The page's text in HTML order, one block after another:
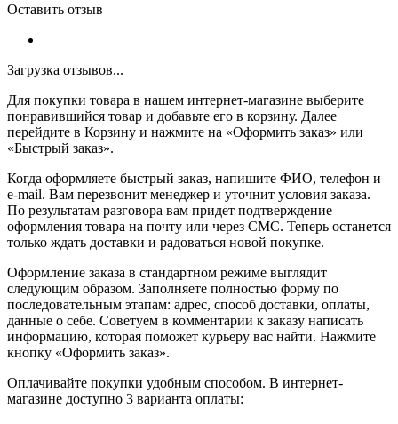
Оставить отзыв
Загрузка отзывов...
Для покупки товара в нашем интернет-магазине выберите
понравившийся товар и добавьте его в корзину. Далее
перейдите в Корзину и нажмите на «Оформить заказ» или
«Быстрый заказ».
Когда оформляете быстрый заказ, напишите ФИО, телефон и
e-mail. Вам перезвонит менеджер и уточнит условия заказа.
По результатам разговора вам придет подтверждение
оформления товара на почту или через СМС. Теперь останется
только ждать доставки и радоваться новой покупке.
Оформление заказа в стандартном режиме выглядит
следующим образом. Заполняете полностью форму по
последовательным этапам: адрес, способ доставки, оплаты,
данные о себе. Советуем в комментарии к заказу написать
информацию, которая поможет курьеру вас найти. Нажмите
кнопку «Оформить заказ».
Оплачивайте покупки удобным способом. В интернет-
магазине доступно 3 варианта оплаты: